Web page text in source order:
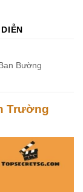
Bường
Trường